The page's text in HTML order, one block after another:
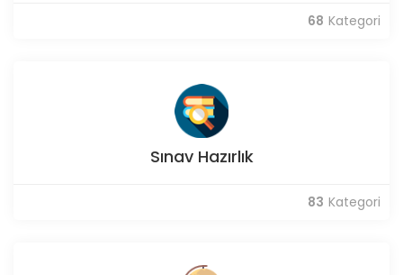
68 Kategori
Sınav Hazırlık
83 Kategori